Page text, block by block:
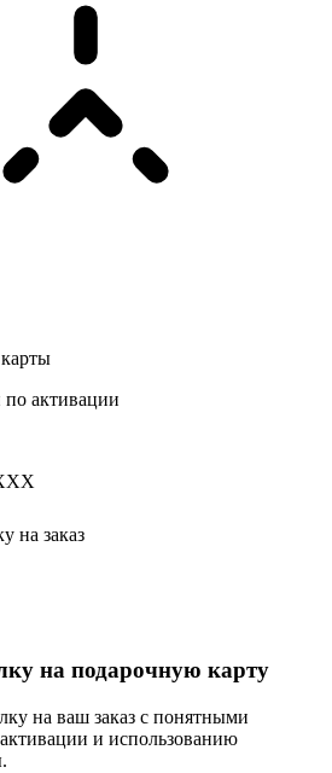
активации
на заказ
на подарочную карту
на ваш заказ с понятными
и использованию